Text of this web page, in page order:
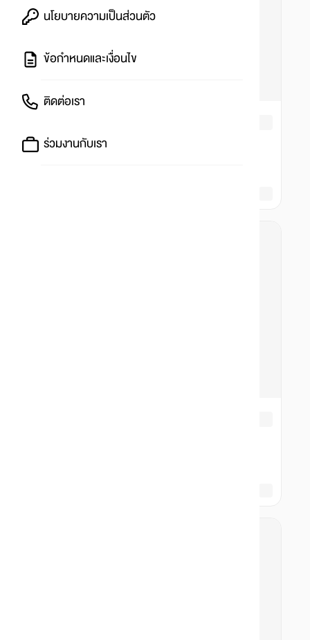
นโยบายความเป็นส่วนตัว
ข้อกำหนดและเงื่อนไข
ติดต่อเรา
ร่วมงานกับเรา